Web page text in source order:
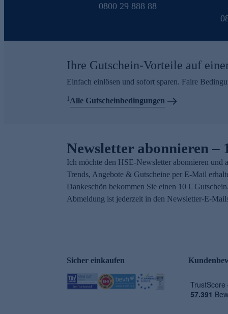
0800 29 888 88
Ihre Gutschein-Vorteile auf
Einfach einlösen und sofort sparen. Faire
1Alle Gutscheinbedingungen
Newsletter abonnieren –
Ich möchte den HSE-Newsletter abonnieren und
Trends, Angebote & Gutscheine per E-Mail
Dankeschön bekommen Sie einen 10 €
Abmeldung ist jederzeit in den Newsletter-E-
Sicher einkaufen